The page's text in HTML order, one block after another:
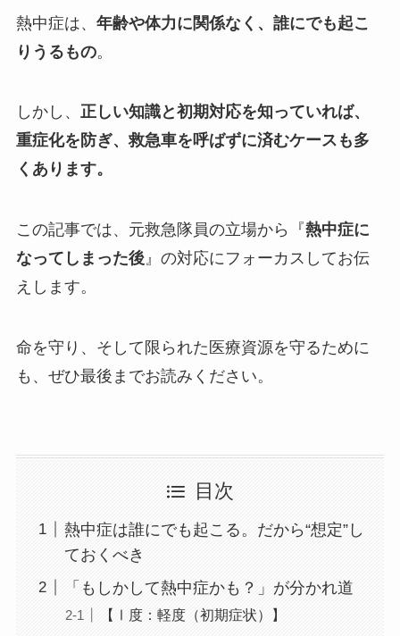
熱中症は、 年齢や体力に関係なく、誰にでも起こ
りうるもの。
しかし、 正しい知識と初期対応を知っていれば、
重症化を防ぎ、救急車を呼ばずに済むケースも多
くあります。
この記事では、元救急隊員の立場から『熱中症に
なってしまった後』の対応にフォーカスしてお伝
えします。
命を守り、そして限られた医療資源を守るために
も、ぜひ最後までお読みください。
目次
熱中症は誰にでも起こる。だから“想定”し
ておくべき
「もしかして熱中症かも？」が分かれ道
【Ⅰ度：軽度（初期症状）】